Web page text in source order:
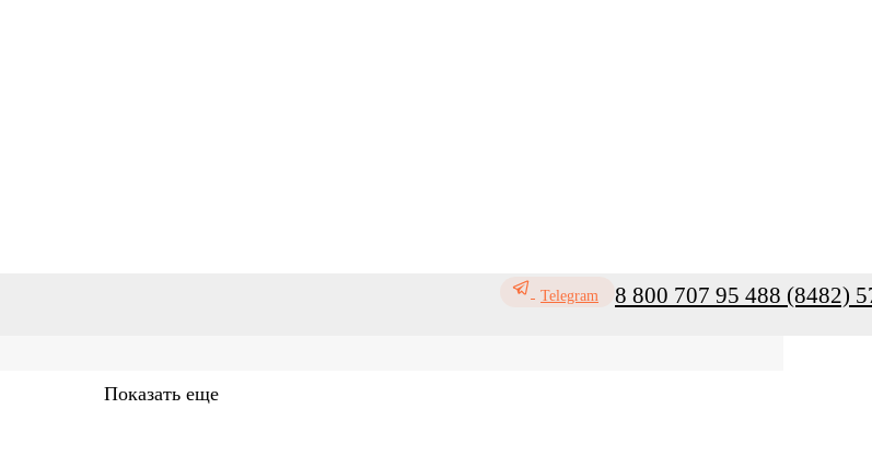
Telegram 8 800 707 95 488 (8482)
Показать еще
Эпидемиология